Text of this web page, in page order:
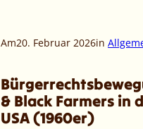
Am20. Februar 2026in
& Black Farmers in
USA (1960er)